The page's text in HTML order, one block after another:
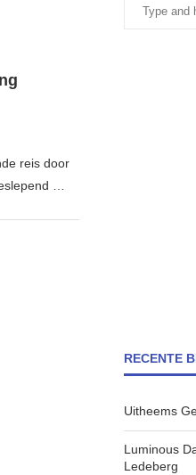
reis door
…
RECENTE
Uitheems
Luminous
Ledeberg